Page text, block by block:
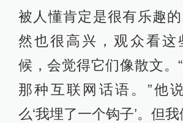
被人懂肯定是很有乐趣
然也很高兴，观众看这
候，会觉得它们像散文。
那种互联网话语。”他
么‘我埋了一个钩子’。但